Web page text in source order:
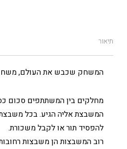
תיאור
המשחק שכבש את העולם,
המשבצת אליה הגיע. בכל
להפסיד תור או לקבל משכורת.
רוב המשבצות הן משבצות